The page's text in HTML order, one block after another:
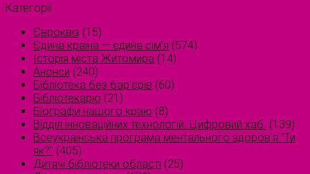
Категорії
Євроквіз (15)
Єдина країна — єдина сім’я (574)
Історія міста Житомира (14)
Анонси (240)
Бібліотека без бар'єрів (60)
Бібліотекарю (21)
Біографи нашого краю (8)
Відділ інноваційних технологій. Цифровий хаб. (139)
Всеукраїнська програма ментального здоров'я "Ти
як?" (405)
Дитячі бібліотеки області (25)